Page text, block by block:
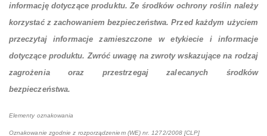
informację dotyczące produktu. Ze środków ochrony roślin należy
korzystać z zachowaniem bezpieczeństwa. Przed każdym użyciem
przeczytaj informacje zamieszczone w etykiecie i informacje
dotyczące produktu. Zwróć uwagę na zwroty wskazujące na rodzaj
zagrożenia oraz przestrzegaj zalecanych środków
bezpieczeństwa.
Elementy oznakowania
Oznakowanie zgodnie z rozporządzeniem (WE) nr. 1272/2008 [CLP]